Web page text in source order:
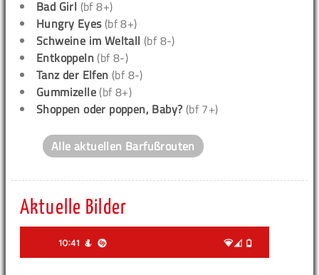
Bad Girl (bf 8+)
Hungry Eyes(bf 8+)
Schweine im Weltall (bf 8-)
Entkoppeln (bf 8-)
Tanz der Elfen (bf 8-)
Gummizelle (bf 8+)
Shoppen oder poppen, Baby? (bf 7+)
Alle aktuellen Barfußrouten
Aktuelle Bilder